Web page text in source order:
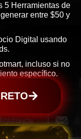
5 Herramientas de
entre $50 y
Digital usando
incluso si no
específico.